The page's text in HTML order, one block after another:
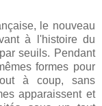
le nouveau
à l'histoire du
seuils. Pendant
formes pour
à coup, sans
apparaissent et